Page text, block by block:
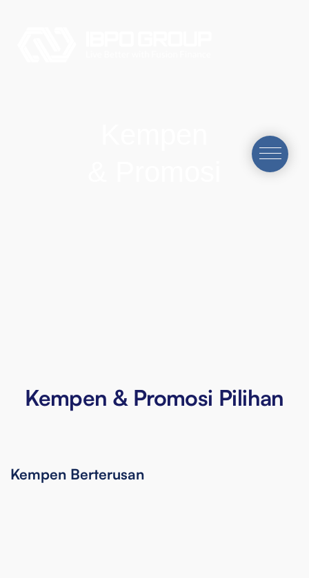
Kempen & Promosi Pilihan
Kempen Berterusan